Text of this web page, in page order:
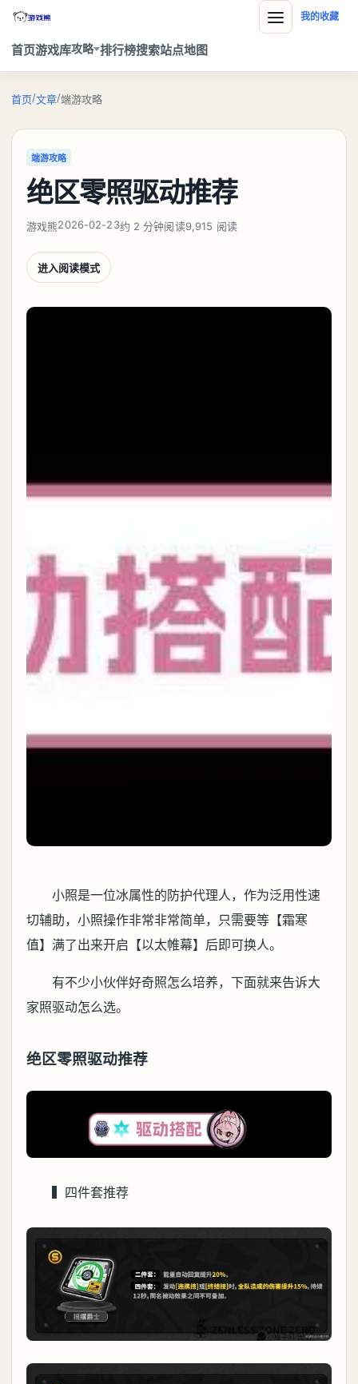
首页游戏库攻略 排行榜搜索站点地图
我的收藏
首页/文章/端游攻略
端游攻略
绝区零照驱动推荐
游戏熊2026-02-23约 2 分钟阅读9,915 阅读
进入阅读模式
小照是一位冰属性的防护代理人，作为泛用性速
切辅助，小照操作非常非常简单，只需要等【霜寒
值】满了出来开启【以太帷幕】后即可换人。
有不少小伙伴好奇照怎么培养，下面就来告诉大
家照驱动怎么选。
绝区零照驱动推荐
▍四件套推荐